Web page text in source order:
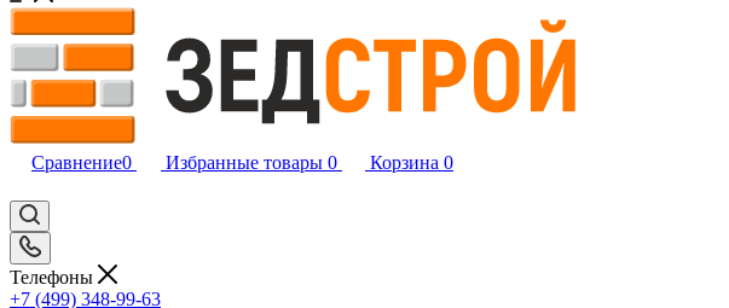
Сравнение0 Избранные товары 0 Корзина 0
Телефоны
+7 (499) 348-99-63